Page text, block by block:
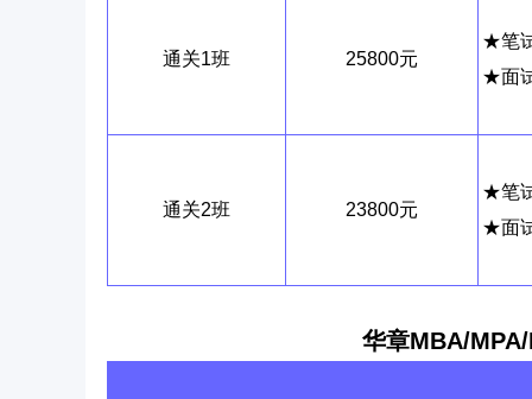
通关1班 25800元
★笔
★面
通关2班 23800元
★笔
★面
华章MBA/MPA